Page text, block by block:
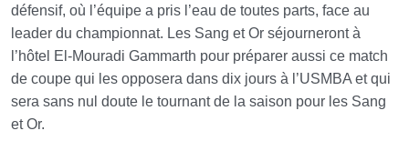
défensif, où l’équipe a pris l’eau de toutes parts, face au
leader du championnat. Les Sang et Or séjourneront à
l’hôtel El-Mouradi Gammarth pour préparer aussi ce match
de coupe qui les opposera dans dix jours à l’USMBA et qui
sera sans nul doute le tournant de la saison pour les Sang
et Or.